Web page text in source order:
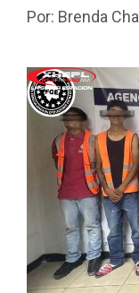
Por: Brenda